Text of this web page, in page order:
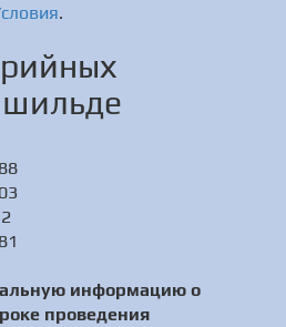
.
информацию о
проведения